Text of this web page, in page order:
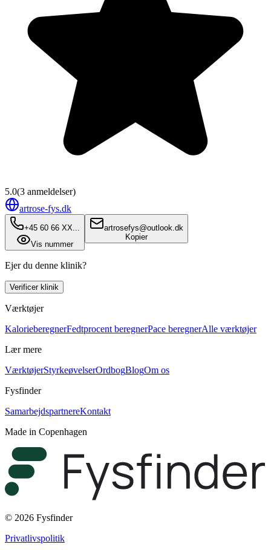
5.0(3 anmeldelser)
artrose-fys.dk
+45 60 66 XX...
Vis nummer
artrosefys@outlook.dk
Kopier
Ejer du denne klinik?
Verificer klinik
Værktøjer
KalorieberegnerFedtprocent beregnerPace beregnerAlle værktøjer
Lær mere
VærktøjerStyrkeøvelserOrdbogBlogOm os
Fysfinder
SamarbejdspartnereKontakt
Made in Copenhagen
© 2026 Fysfinder
Privatlivspolitik